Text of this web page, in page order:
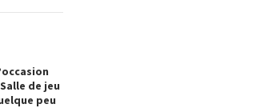
de jeu
peu